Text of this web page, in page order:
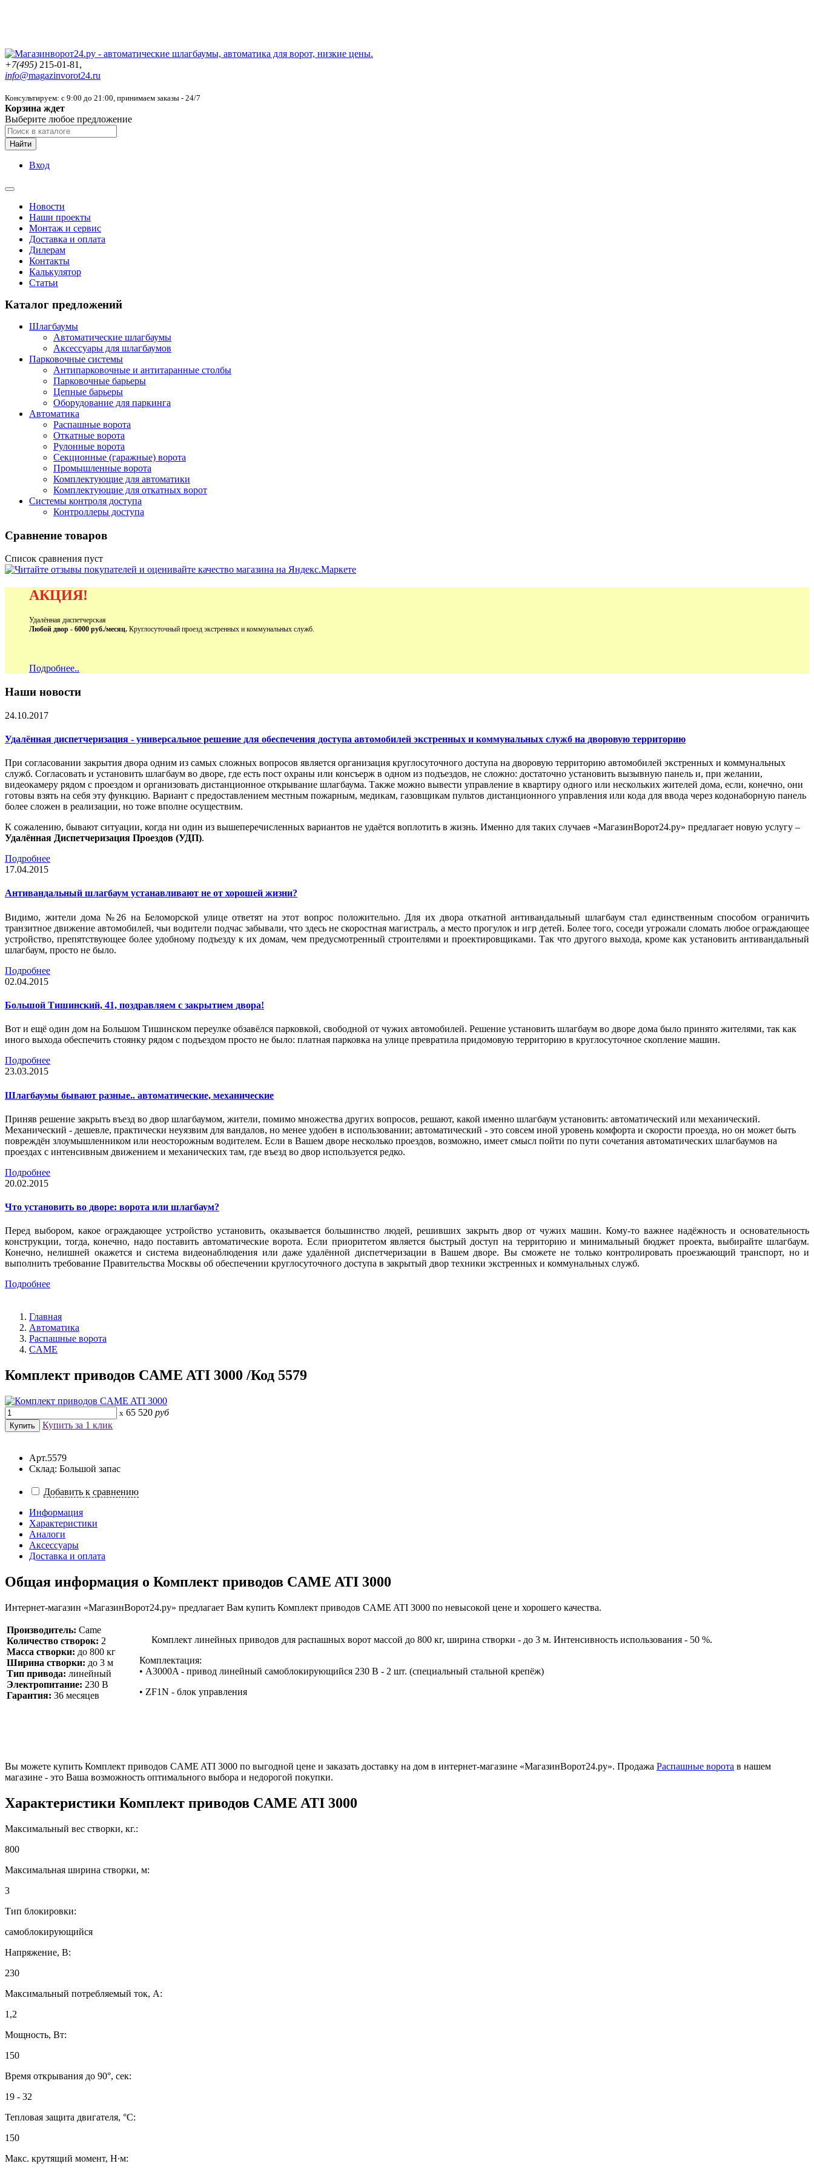
+7(495) 215-01-81,
info@magazinvorot24.ru
Консультируем: с 9:00 до 21:00, принимаем заказы - 24/7
Корзина ждет
Выберите любое предложение
Найти
Вход
Новости
Наши проекты
Монтаж и сервис
Доставка и оплата
Дилерам
Контакты
Калькулятор
Статьи
Каталог предложений
Шлагбаумы
Автоматические шлагбаумы
Аксессуары для шлагбаумов
Парковочные системы
Антипарковочные и антитаранные столбы
Парковочные барьеры
Цепные барьеры
Оборудование для паркинга
Автоматика
Распашные ворота
Откатные ворота
Рулонные ворота
Секционные (гаражные) ворота
Промышленные ворота
Комплектующие для автоматики
Комплектующие для откатных ворот
Системы контроля доступа
Контроллеры доступа
Сравнение товаров
Список сравнения пуст
АКЦИЯ!
Удалённая диспетчерская
Любой двор - 6000 руб./месяц. Круглосуточный проезд экстренных и коммунальных служб.
Подробнее..
Наши новости
24.10.2017
Удалённая диспетчеризация - универсальное решение для обеспечения доступа автомобилей экстренных и коммунальных служб на дворовую территорию
При согласовании закрытия двора одним из самых сложных вопросов является организация круглосуточного доступа на дворовую территорию автомобилей экстренных и коммунальных
служб. Согласовать и установить шлагбаум во дворе, где есть пост охраны или консъерж в одном из подъездов, не сложно: достаточно установить вызывную панель и, при желании,
видеокамеру рядом с проездом и организовать дистанционное открывание шлагбаума. Также можно вывести управление в квартиру одного или нескольких жителей дома, если, конечно, они
готовы взять на себя эту функцию. Вариант с предоставлением местным пожарным, медикам, газовщикам пультов дистанционного управления или кода для ввода через кодонаборную панель
более сложен в реализации, но тоже вполне осуществим.
К сожалению, бывают ситуации, когда ни один из вышеперечисленных вариантов не удаётся воплотить в жизнь. Именно для таких случаев «МагазинВорот24.ру» предлагает новую услугу –
Удалённая Диспетчеризация Проездов (УДП).
Подробнее
17.04.2015
Антивандальный шлагбаум устанавливают не от хорошей жизни?
Видимо, жители дома №26 на Беломорской улице ответят на этот вопрос положительно. Для их двора откатной антивандальный шлагбаум стал единственным способом ограничить
транзитное движение автомобилей, чьи водители подчас забывали, что здесь не скоростная магистраль, а место прогулок и игр детей. Более того, соседи угрожали сломать любое ограждающее
устройство, препятствующее более удобному подъезду к их домам, чем предусмотренный строителями и проектировщиками. Так что другого выхода, кроме как установить антивандальный
шлагбаум, просто не было.
Подробнее
02.04.2015
Большой Тишинский, 41, поздравляем с закрытием двора!
Вот и ещё один дом на Большом Тишинском переулке обзавёлся парковкой, свободной от чужих автомобилей. Решение установить шлагбаум во дворе дома было принято жителями, так как
иного выхода обеспечить стоянку рядом с подъездом просто не было: платная парковка на улице превратила придомовую территорию в круглосуточное скопление машин.
Подробнее
23.03.2015
Шлагбаумы бывают разные.. автоматические, механические
Приняв решение закрыть въезд во двор шлагбаумом, жители, помимо множества других вопросов, решают, какой именно шлагбаум установить: автоматический или механический.
Механический - дешевле, практически неуязвим для вандалов, но менее удобен в использовании; автоматический - это совсем иной уровень комфорта и скорости проезда, но он может быть
повреждён злоумышленником или неосторожным водителем. Если в Вашем дворе несколько проездов, возможно, имеет смысл пойти по пути сочетания автоматических шлагбаумов на
проездах с интенсивным движением и механических там, где въезд во двор используется редко.
Подробнее
20.02.2015
Что установить во дворе: ворота или шлагбаум?
Перед выбором, какое ограждающее устройство установить, оказывается большинство людей, решивших закрыть двор от чужих машин. Кому-то важнее надёжность и основательность
конструкции, тогда, конечно, надо поставить автоматические ворота. Если приоритетом является быстрый доступ на территорию и минимальный бюджет проекта, выбирайте шлагбаум.
Конечно, нелишней окажется и система видеонаблюдения или даже удалённой диспетчеризации в Вашем дворе. Вы сможете не только контролировать проезжающий транспорт, но и
выполнить требование Правительства Москвы об обеспечении круглосуточного доступа в закрытый двор техники экстренных и коммунальных служб.
Подробнее
Главная
Автоматика
Распашные ворота
CAME
Комплект приводов CAME ATI 3000 /Код 5579
x 65 520 руб
Купить за 1 клик
Арт.5579
Склад: Большой запас
Добавить к сравнению
Информация
Характеристики
Аналоги
Аксессуары
Доставка и оплата
Общая информация о Комплект приводов CAME ATI 3000
Интернет-магазин «МагазинВорот24.ру» предлагает Вам купить Комплект приводов CAME ATI 3000 по невысокой цене и хорошего качества.
Производитель: Came
Количество створок: 2
Масса створки: до 800 кг
Ширина створки: до 3 м
Тип привода: линейный
Электропитание: 230 В
Гарантия: 36 месяцев
Комплект линейных приводов для распашных ворот массой до 800 кг, ширина створки - до 3 м. Интенсивность использования - 50 %.
Комплектация:
• A3000A - привод линейный самоблокирующийся 230 В - 2 шт. (специальный стальной крепёж)
• ZF1N - блок управления
Вы можете купить Комплект приводов CAME ATI 3000 по выгодной цене и заказать доставку на дом в интернет-магазине «МагазинВорот24.ру». Продажа Распашные ворота в нашем
магазине - это Ваша возможность оптимального выбора и недорогой покупки.
Характеристики Комплект приводов CAME ATI 3000
Максимальный вес створки, кг.:
800
Максимальная ширина створки, м:
3
Тип блокировки:
самоблокирующийся
Напряжение, В:
230
Максимальный потребляемый ток, А:
1,2
Мощность, Вт:
150
Время открывания до 90°, сек:
19 - 32
Тепловая защита двигателя, °C:
150
Макс. крутящий момент, Н∙м: